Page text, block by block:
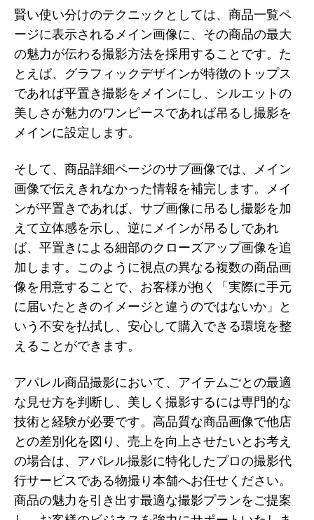
賢い使い分けのテクニックとしては、商品一覧ペ
ージに表示されるメイン画像に、その商品の最大
の魅力が伝わる撮影方法を採用することです。た
とえば、グラフィックデザインが特徴のトップス
であれば平置き撮影をメインにし、シルエットの
美しさが魅力のワンピースであれば吊るし撮影を
メインに設定します。
そして、商品詳細ページのサブ画像では、メイン
画像で伝えきれなかった情報を補完します。メイ
ンが平置きであれば、サブ画像に吊るし撮影を加
えて立体感を示し、逆にメインが吊るしであれ
ば、平置きによる細部のクローズアップ画像を追
加します。このように視点の異なる複数の商品画
像を用意することで、お客様が抱く「実際に手元
に届いたときのイメージと違うのではないか」と
いう不安を払拭し、安心して購入できる環境を整
えることができます。
アパレル商品撮影において、アイテムごとの最適
な見せ方を判断し、美しく撮影するには専門的な
技術と経験が必要です。高品質な商品画像で他店
との差別化を図り、売上を向上させたいとお考え
の場合は、アパレル撮影に特化したプロの撮影代
行サービスである物撮り本舗へお任せください。
商品の魅力を引き出す最適な撮影プランをご提案